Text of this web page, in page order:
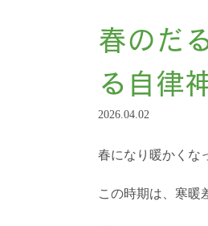
春のだ
る自律
2026.04.02
春になり暖かくな
この時期は、寒暖